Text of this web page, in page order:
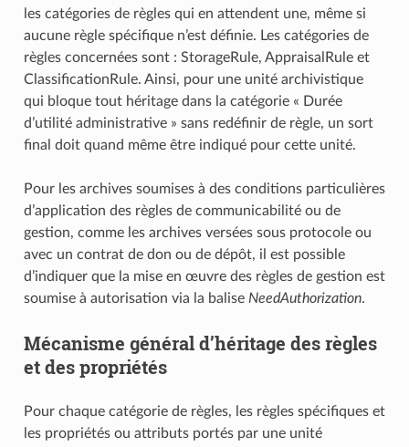
les catégories de règles qui en attendent une, même si
aucune règle spécifique n’est définie. Les catégories de
règles concernées sont : StorageRule, AppraisalRule et
ClassificationRule. Ainsi, pour une unité archivistique
qui bloque tout héritage dans la catégorie « Durée
d’utilité administrative » sans redéfinir de règle, un sort
final doit quand même être indiqué pour cette unité.
Pour les archives soumises à des conditions particulières
d’application des règles de communicabilité ou de
gestion, comme les archives versées sous protocole ou
avec un contrat de don ou de dépôt, il est possible
d’indiquer que la mise en œuvre des règles de gestion est
soumise à autorisation via la balise NeedAuthorization.
Mécanisme général d’héritage des règles
et des propriétés
Pour chaque catégorie de règles, les règles spécifiques et
les propriétés ou attributs portés par une unité